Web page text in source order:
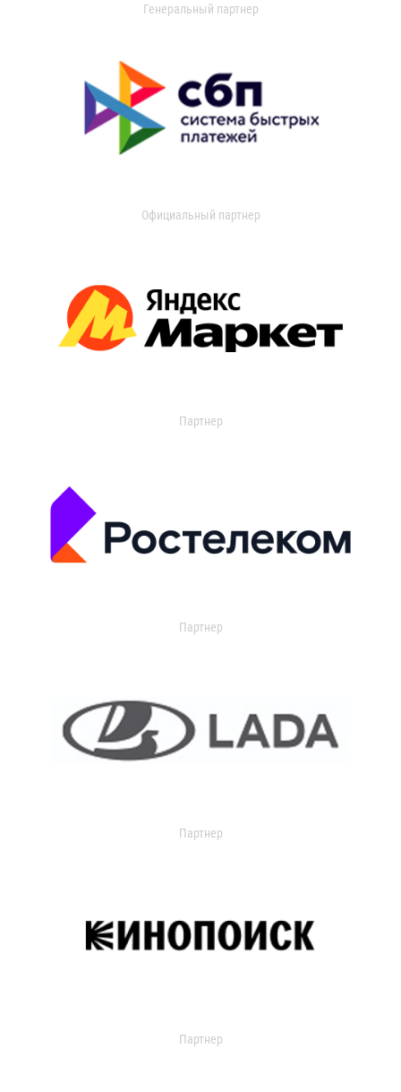
Генеральный партнер
Официальный партнер
Партнер
Партнер
Партнер
Партнер